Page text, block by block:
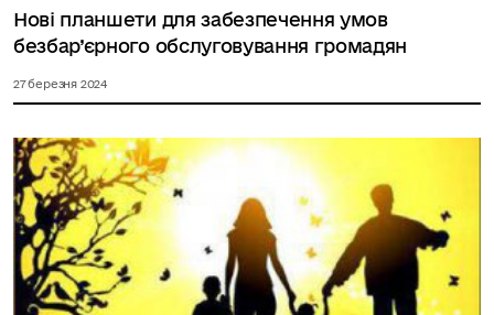
Нові планшети для забезпечення умов
безбар’єрного обслуговування громадян
27 березня 2024